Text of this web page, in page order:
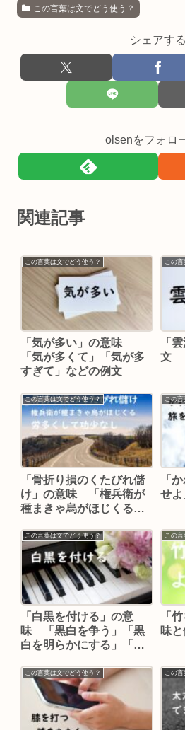
この言葉は文でどう使う？
シェアする
olsenをフォロ
関連記事
この言葉は文でどう使う？
「気が多い」の意味
「気が多くて」「気が多
すぎて」などの例文
この
「
文
この言葉は文でどう使う？
「骨折り損のくたびれ儲
け」の意味 「権兵衛が
種まきゃ烏がほじくる」
などの例文
この
「
せ
この言葉は文でどう使う？
「白黒を付ける」の意
味 「黒白を争う」「黒
白を明らかにする」「白
文
この言
「
味
この言葉は文でどう使う？ この